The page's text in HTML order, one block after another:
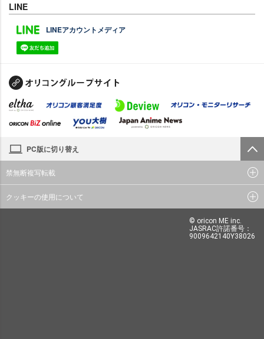
LINE
LINEアカウントメディア
PC版に切り替え
禁無断複写転載
クッキーの使用について
© oricon ME inc.
JASRAC許諾番号：
9009642140Y38026